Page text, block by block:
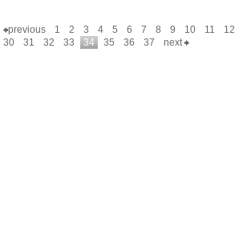
previous 1 2 3 4 5 6 7 8 9 10 11 12
30
31 32 33 34 35 36 37 next